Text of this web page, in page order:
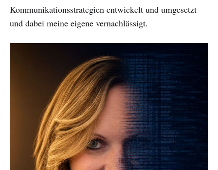
Kommunikationsstrategien entwickelt und umgesetzt
und dabei meine eigene vernachlässigt.